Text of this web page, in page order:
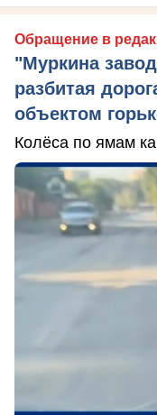
Обращение в
"Муркина
разбитая
объектом
Колёса по ямам